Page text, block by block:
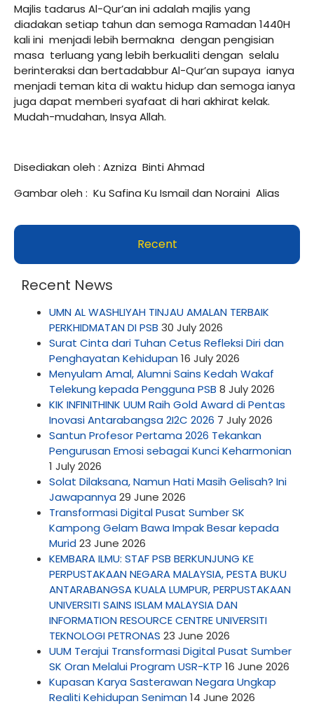
Majlis tadarus Al-Qur’an ini adalah majlis yang
diadakan setiap tahun dan semoga Ramadan 1440H
kali ini menjadi lebih bermakna dengan pengisian
masa terluang yang lebih berkualiti dengan selalu
berinteraksi dan bertadabbur Al-Qur’an supaya ianya
menjadi teman kita di waktu hidup dan semoga ianya
juga dapat memberi syafaat di hari akhirat kelak.
Mudah-mudahan, Insya Allah.
Disediakan oleh : Azniza Binti Ahmad
Gambar oleh : Ku Safina Ku Ismail dan Noraini Alias
Recent
Recent News
UMN AL WASHLIYAH TINJAU AMALAN TERBAIK
PERKHIDMATAN DI PSB 30 July 2026
Surat Cinta dari Tuhan Cetus Refleksi Diri dan
Penghayatan Kehidupan 16 July 2026
Menyulam Amal, Alumni Sains Kedah Wakaf
Telekung kepada Pengguna PSB 8 July 2026
KIK INFINITHINK UUM Raih Gold Award di Pentas
Inovasi Antarabangsa 2I2C 2026 7 July 2026
Santun Profesor Pertama 2026 Tekankan
Pengurusan Emosi sebagai Kunci Keharmonian
1 July 2026
Solat Dilaksana, Namun Hati Masih Gelisah? Ini
Jawapannya 29 June 2026
Transformasi Digital Pusat Sumber SK
Kampong Gelam Bawa Impak Besar kepada
Murid 23 June 2026
KEMBARA ILMU: STAF PSB BERKUNJUNG KE
PERPUSTAKAAN NEGARA MALAYSIA, PESTA BUKU
ANTARABANGSA KUALA LUMPUR, PERPUSTAKAAN
UNIVERSITI SAINS ISLAM MALAYSIA DAN
INFORMATION RESOURCE CENTRE UNIVERSITI
TEKNOLOGI PETRONAS 23 June 2026
UUM Terajui Transformasi Digital Pusat Sumber
SK Oran Melalui Program USR-KTP 16 June 2026
Kupasan Karya Sasterawan Negara Ungkap
Realiti Kehidupan Seniman 14 June 2026